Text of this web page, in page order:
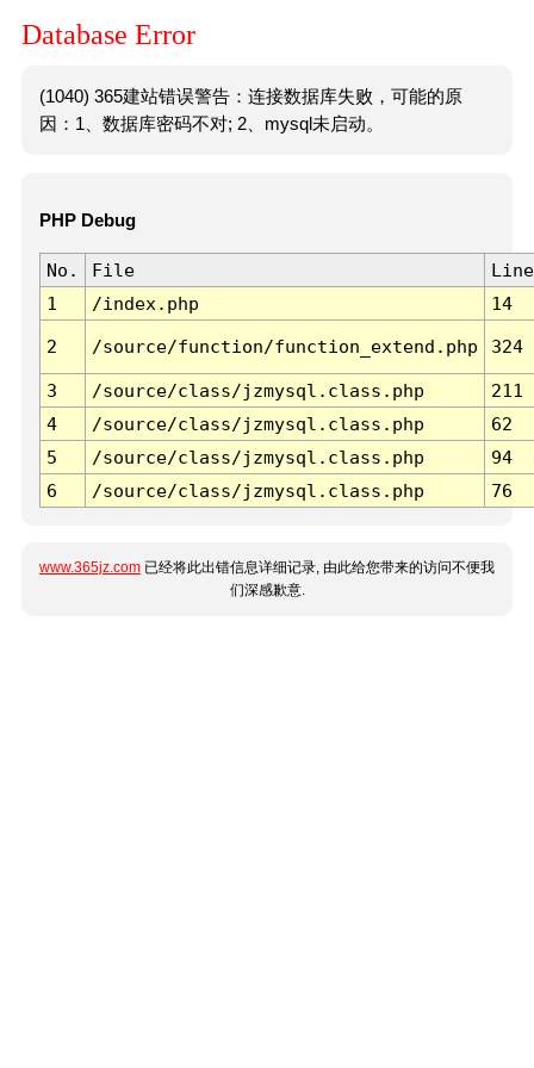
Database Error
(1040) 365建站错误警告：连接数据库失败，可能的原
因：1、数据库密码不对; 2、mysql未启动。
PHP Debug
No. File
Line
1
/index.php 14
2 /source/function/function_extend.php 324
3 /source/class/jzmysql.class.php
211
4
/source/class/jzmysql.class.php
62
5
/source/class/jzmysql.class.php
94
6
/source/class/jzmysql.class.php 76
www.365jz.com 已经将此出错信息详细记录, 由此给您带来的访问不便我
们深感歉意.